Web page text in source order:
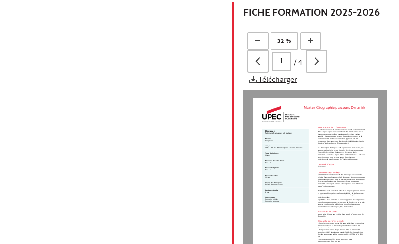
FICHE FORMATION 2025-2026
32 %
/4
Télécharger
Master Géographie parcours Dynarisk
Présentation de la formation
Cette formation dans le domaine de la gestion de l‘environnement
et des risques a pour but d’approfondir les connaissances sur le
fonctionnement des milieux physiques et les enjeux sociaux
associés : risques naturels, gestion du patrimoine naturel et de
l'environnement. Il offre une formation appliquée par des
intervenants chercheurs ou professionnels (BRGM, CatNat, Veolia,
chargés d'étude en bureau d'étude privés...).
Les thématiques privilégiées sont la gestion des cours d’eau, des
versants, de la végétation, du littoral et des risques volcaniques.
L’ensemble des milieux planétaires et des temporalités
(événements extrêmes, longue durée) sont considérées. Il offre un
temps important pour la construction d'une insertion
professionnelle avec le soutien de l'équipe pédagogique.
Capacité d'accueil
8 par année
Compétence(s) visée(s)
Comprendre le fonctionnement des milieux par une approche
intégrée (facteurs climatiques, hydrologiques, géomorphologiques,
biogéographiques, etc.) et de terrain. Les points forts sont l’étude
des systèmes fluviaux, des dynamiques de versants et des
contraintes climatiques ou liés à l’aménagement dans différents
types d’environnements.
Analyser les liens entre aléas naturels et risques : prise en compte
les processus biophysiques de la vulnérabilité et la résilience des
sociétés dans des situations concrètes issus d’expériences
professionnelles.
Le point fort de la formation et le développement de compétences
méthodologiques multiples : acquisition de données sur le terrain,
analyses en laboratoire, validation et approfondissement par
traitement spatial : statistiques, SIG, modélisation
Poursuites d'études
La poursuite d'étude peut se faire dans le cadre d'un doctorat de
Géographie
Débouchés professionnels
- Chargé de mission en bureau d'études privé, dans les domaines
de l’environnement et de l’aménagement et de l’analyse des
données spatiales
- Chargé de mission ou chargé d'étude dans les collectivités
territoriales (DDE, Syndicats de bassin, SAGE, Parc Naturel....) ou
dans les organismes publics ou para-publics (IRSTEA, AFB, RTM,
ONF...)
- Enseignement supérieur et/ou recherche, après
l'accomplissement d'un Doctorat
Domaine :
Sciences humaines et sociales
Mention :
Géographie
UFR/Institut :
UPEC - UFR de Lettres langues et sciences humaines
Type de diplôme :
Master
Niveau(x) de recrutement :
Bac + 3
Niveau de diplôme :
Bac + 5
Niveau de sortie :
Niveau 1
Lieu(x) de formation :
Créteil - Campus Centre
Durée des études :
2 ans
Accessible en :
Formation initiale,
Formation continue